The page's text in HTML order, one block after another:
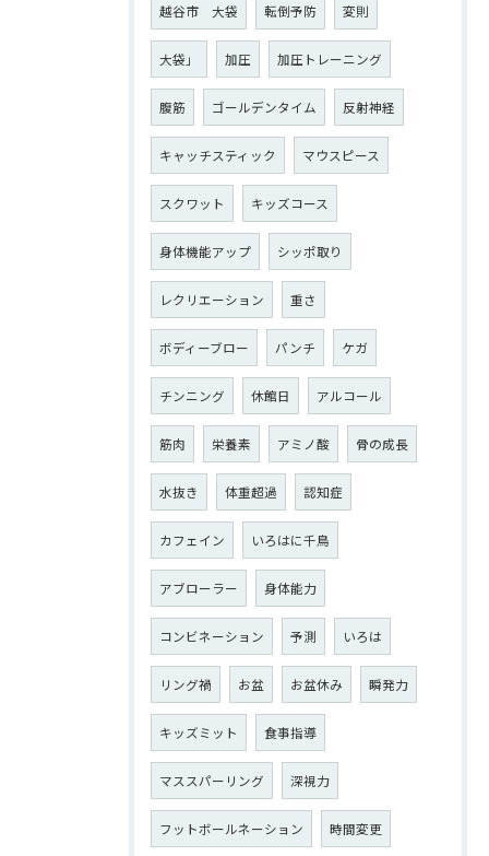
越谷市 大袋 転倒予防 変則
大袋」 加圧 加圧トレーニング
腹筋 ゴールデンタイム 反射神経
キャッチスティック マウスピース
スクワット キッズコース
身体機能アップ シッポ取り
レクリエーション 重さ
ボディーブロー パンチ ケガ
チンニング 休館日 アルコール
筋肉 栄養素 アミノ酸 骨の成長
水抜き 体重超過 認知症
カフェイン いろはに千鳥
アブローラー 身体能力
コンビネーション 予測 いろは
リング禍 お盆 お盆休み 瞬発力
キッズミット 食事指導
マススパーリング 深視力
フットボールネーション 時間変更